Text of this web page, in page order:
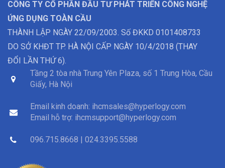
CÔNG TY CỔ PHẦN ĐẦU TƯ PHÁT TRIỂN CÔNG NGHỆ
ỨNG DỤNG TOÀN CẦU
THÀNH LẬP NGÀY 22/09/2003. Số ĐKKD 0101408733
DO SỞ KHĐT TP. HÀ NỘI CẤP NGÀY 10/4/2018 (THAY
ĐỔI LẦN THỨ 6).
Tầng 2 tòa nhà Trung Yên Plaza, số 1 Trung Hòa, Cầu
Giấy, Hà Nội
Email kinh doanh: ihcmsales@hyperlogy.com
Email hỗ trợ: ihcmsupport@hyperlogy.com
096.715.8668 | 024.3395.5588